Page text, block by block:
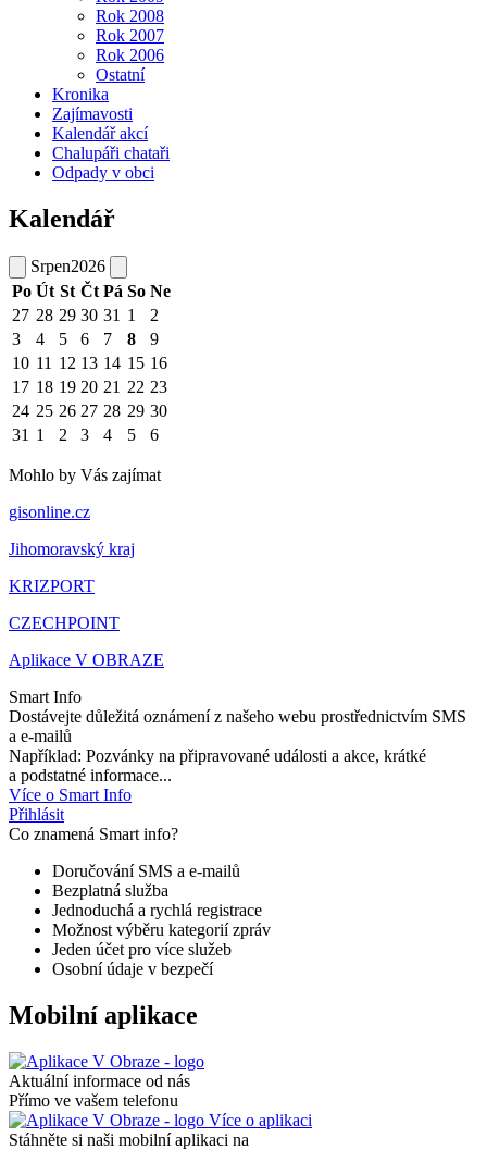
Rok 2008
Rok 2007
Rok 2006
Ostatní
Kronika
Zajímavosti
Kalendář akcí
Chalupáři chataři
Odpady v obci
Kalendář
Srpen2026
Po Út St Čt Pá So Ne
27 28 29 30 31 1
2
3
4 5 6 7 8
9
10 11 12 13 14 15 16
17 18 19 20 21 22 23
24 25 26 27 28 29 30
31 1 2 3 4 5 6
Mohlo by Vás zajímat
gisonline.cz
Jihomoravský kraj
KRIZPORT
CZECHPOINT
Aplikace V OBRAZE
Smart Info
Dostávejte důležitá oznámení z našeho webu prostřednictvím SMS
a e-mailů
Například: Pozvánky na připravované události a akce, krátké
a podstatné informace...
Více o Smart Info
Přihlásit
Co znamená Smart info?
Doručování SMS a e-mailů
Bezplatná služba
Jednoduchá a rychlá registrace
Možnost výběru kategorií zpráv
Jeden účet pro více služeb
Osobní údaje v bezpečí
Mobilní aplikace
Aktuální informace od nás
Přímo ve vašem telefonu
Více o aplikaci
Stáhněte si naši mobilní aplikaci na